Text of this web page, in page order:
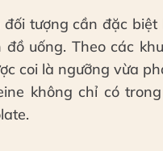
tượng cần đặc
uống. Theo các
coi là ngưỡng vừa
không chỉ có